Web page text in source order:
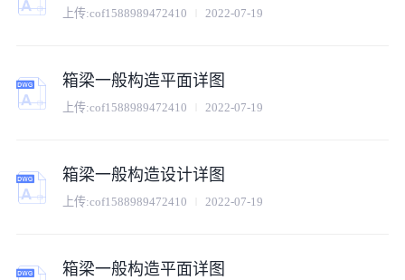
上传:cof1588989472410 2022-07-19
箱梁一般构造平面详图
上传:cof1588989472410 2022-07-19
箱梁一般构造设计详图
上传:cof1588989472410 2022-07-19
箱梁一般构造平面详图